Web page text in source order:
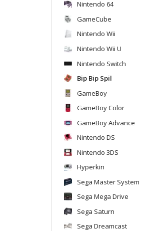
Nintendo 64
GameCube
Nintendo Wii
Nintendo Wii U
Nintendo Switch
Bip Bip Spil
GameBoy
GameBoy Color
GameBoy Advance
Nintendo DS
Nintendo 3DS
Hyperkin
Sega Master System
Sega Mega Drive
Sega Saturn
Sega Dreamcast